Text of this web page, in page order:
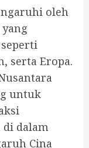
oleh
serta Eropa.
untuk
di dalam
Cina